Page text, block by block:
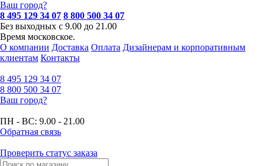
Ваш город?
8 495 129 34 07 8 800 500 34 07
Без выходных с 9.00 до 21.00
Время московское.
О компании Доставка Оплата Дизайнерам и корпоративным
клиентам Контакты
8 495 129 34 07
8 800 500 34 07
Ваш город?
ПН - ВС: 9.00 - 21.00
Обратная связь
Проверить статус заказа